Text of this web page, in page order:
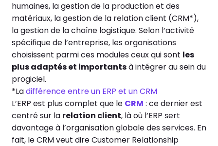
humaines, la gestion de la production et des
matériaux, la gestion de la relation client (CRM*),
la gestion de la chaîne logistique. Selon l’activité
spécifique de l’entreprise, les organisations
choisissent parmi ces modules ceux qui sont les
plus adaptés et importantsà intégrer au sein du
progiciel.
*Ladifférence entre un ERP et un CRM
L’ERP est plus complet que le CRM : ce dernier est
centré sur la relation client, là où l’ERP sert
davantage à l’organisation globale des services. En
fait, le CRM veut dire Customer Relationship